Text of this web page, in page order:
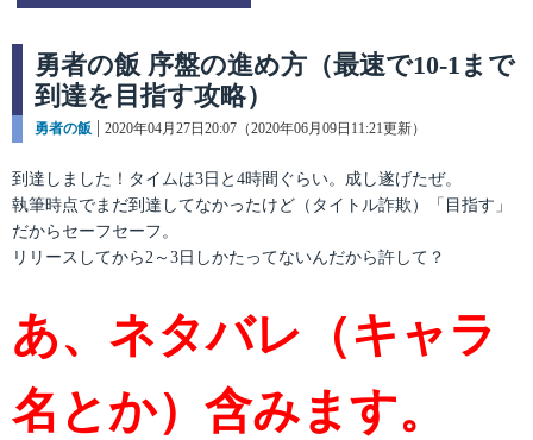
勇者の飯 序盤の進め方（最速で10-1まで
到達を目指す攻略）
カ
ゴ
リ
勇者の飯
投
日:
2020年04月27日20:07（2020年06月09日11:21更新）
到達しました！タイムは3日と4時間ぐらい。成し遂げたぜ。
執筆時点でまだ到達してなかったけど（タイトル詐欺）「目指す」
だからセーフセーフ。
リリースしてから2～3日しかたってないんだから許して？
あ、ネタバレ（キャラ
名とか）含みます。